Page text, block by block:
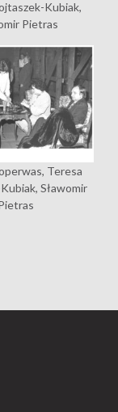
Kubiak,
Pietras
Teresa
Sławomir